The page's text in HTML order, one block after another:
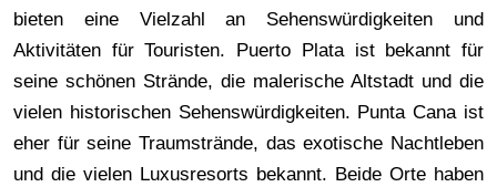
bieten eine Vielzahl an Sehenswürdigkeiten und
Aktivitäten für Touristen. Puerto Plata ist bekannt für
seine schönen Strände, die malerische Altstadt und die
vielen historischen Sehenswürdigkeiten. Punta Cana ist
eher für seine Traumstrände, das exotische Nachtleben
und die vielen Luxusresorts bekannt. Beide Orte haben